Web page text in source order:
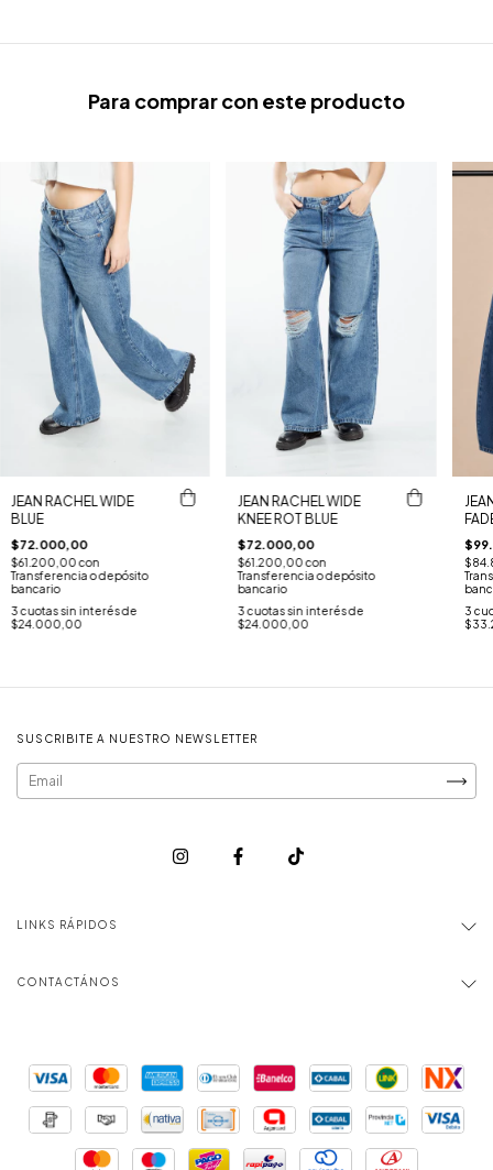
Para comprar con este producto
JEAN RACHEL WIDE
BLUE
$72.000,00
$61.200,00con
Transferencia o depósito
bancario
3 cuotas sin interés de
$24.000,00
JEAN RACHEL WIDE
KNEE ROT BLUE
$72.000,00
$61.200,00con
Transferencia o depósito
bancario
3 cuotas sin interés de
$24.000,00
3
SUSCRIBITE A NUESTRO NEWSLETTER
LINKS RÁPIDOS
CONTACTÁNOS